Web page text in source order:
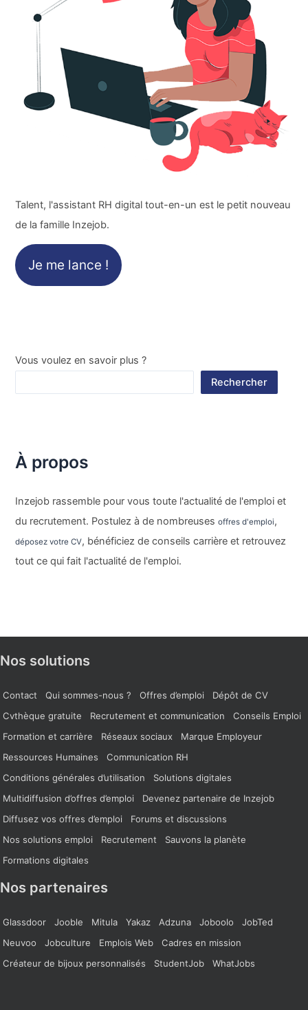
Talent, l'assistant RH digital tout-en-un est le petit nouveau
de la famille Inzejob.
Je me lance !
Vous voulez en savoir plus ?
Rechercher
À propos
Inzejob rassemble pour vous toute l'actualité de l'emploi et
du recrutement. Postulez à de nombreusesoffres d'emploi,
déposez votre CV, bénéficiez de conseils carrière et retrouvez
tout ce qui fait l'actualité de l'emploi.
Nos solutions
Contact Qui sommes-nous ? Offres d’emploi
Dépôt de CV
Cvthèque gratuite
Recrutement et communication
Conseils Emploi
Formation et carrière
Réseaux sociaux
Marque Employeur
Ressources Humaines
Communication RH
Conditions générales d’utilisation
Solutions digitales
Multidiffusion d’offres d’emploi
Devenez partenaire de Inzejob
Diffusez vos offres d’emploi
Forums et discussions
Nos solutions emploi
Recrutement
Sauvons la planète
Formations digitales
Nos partenaires
Glassdoor Jooble Mitula Yakaz Adzuna Joboolo
JobTed
Neuvoo
Jobculture Emplois Web
Cadres en mission
Créateur de bijoux personnalisés
StudentJob WhatJobs